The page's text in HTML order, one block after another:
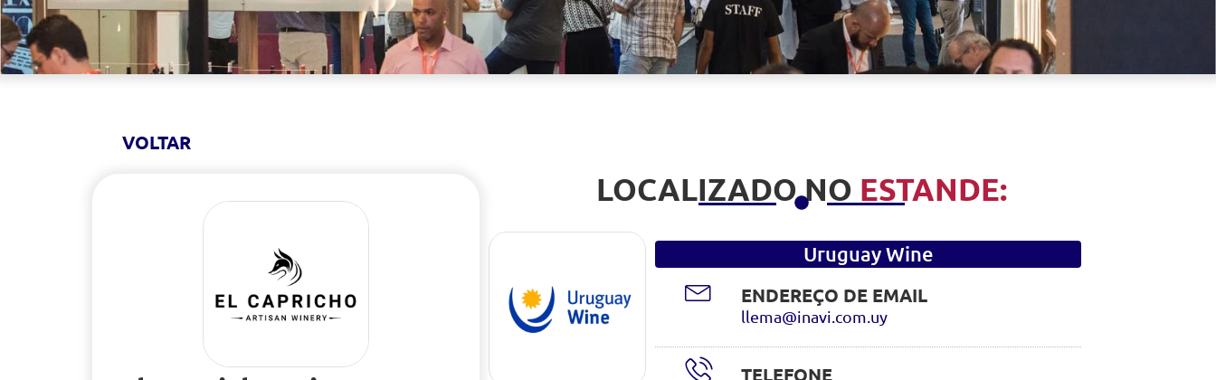
VOLTAR
LOCALIZADO NO ESTANDE:
Uruguay Wine
ENDEREÇO DE EMAIL
llema@inavi.com.uy
TELEFONE